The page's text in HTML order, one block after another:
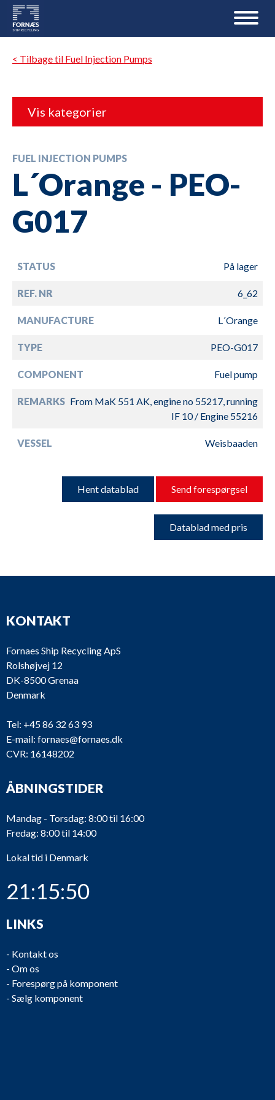
< Tilbage til Fuel Injection Pumps
Vis kategorier
FUEL INJECTION PUMPS
L´Orange - PEO-
G017
STATUS På lager
REF. NR 6_62
MANUFACTURE L´Orange
TYPE PEO-G017
COMPONENT Fuel pump
REMARKS From MaK 551 AK, engine no 55217, running
IF 10 / Engine 55216
VESSEL Weisbaaden
Hent datablad Send forespørgsel
Datablad med pris
KONTAKT
Fornaes Ship Recycling ApS
Rolshøjvej 12
DK-8500 Grenaa
Denmark
Tel: +45 86 32 63 93
E-mail: fornaes@fornaes.dk
CVR: 16148202
ÅBNINGSTIDER
Mandag - Torsdag: 8:00 til 16:00
Fredag: 8:00 til 14:00
Lokal tid i Denmark
21:15:50
LINKS
- Kontakt os
- Om os
- Forespørg på komponent
- Sælg komponent